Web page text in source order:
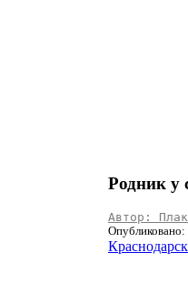
Родник у
Автор:
Опубликовано: